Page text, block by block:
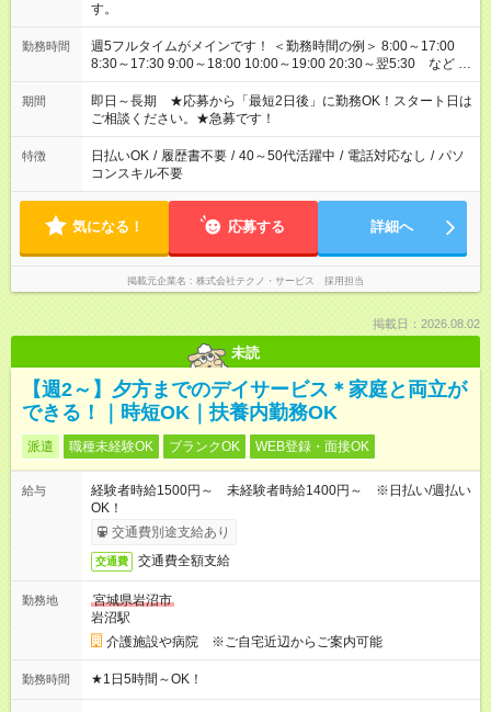
す。
勤務時間
週5フルタイムがメインです！ ＜勤務時間の例＞ 8:00～17:00
8:30～17:30 9:00～18:00 10:00～19:00 20:30～翌5:30 など ★
その他にも勤務時間多数！ 日勤のみ、残業なし、交替制など
ご希望を教えてください！
期間
即日～長期 ★応募から「最短2日後」に勤務OK！スタート日は
ご相談ください。★急募です！
特徴 日払いOK / 履歴書不要 / 40～50代活躍中 / 電話対応なし / パソ
コンスキル不要
気になる！ 応募する 詳細へ
掲載元企業名 株式会社テクノ・サービス 採用担当
掲載日：2026.08.02
未読
【週2～】夕方までのデイサービス＊家庭と両立が
できる！｜時短OK｜扶養内勤務OK
派遣 職種未経験OK ブランクOK WEB登録・面接OK
給与
経験者時給1500円～ 未経験者時給1400円～ ※日払い/週払い
OK！
交通費別途支給あり
交通費 交通費全額支給
勤務地
宮城県岩沼市
岩沼駅
介護施設や病院 ※ご自宅近辺からご案内可能
勤務時間 ★1日5時間～OK！